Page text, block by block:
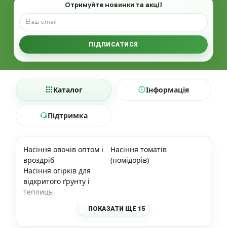
Отримуйте новинки та акції
ПІДПИСАТИСЯ
Каталог Інформація
Підтримка
Насіння овочів оптом і
вроздріб
Насіння томатів
(помідорів)
Насіння огірків для
відкритого ґрунту і
теплиць
ПОКАЗАТИ ЩЕ 15